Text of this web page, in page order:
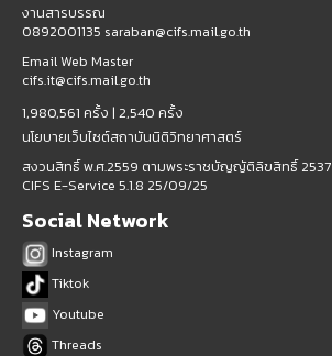
งานสารบรรณ
0892001135 saraban@cifs.mail.go.th
Email Web Master
cifs.it@cifs.mail.go.th
1,980,561 ครั้ง | 2,540 ครั้ง
นโยบายเว็บไซต์สถาบันนิติวิทยาศาสตร์
สงวนสิทธิ์ พ.ศ.2559 ตามพระราชบัญญัติลิขสิทธิ์ 2537
CIFS E-Service 5.1.8 25/09/25
Social Network
Instagram
Tiktok
Youtube
Threads